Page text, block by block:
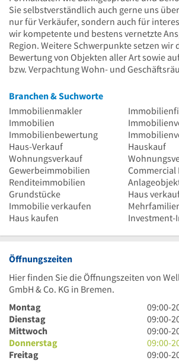
Sie selbstverständlich auch gerne uns
nur für Verkäufer, sondern auch für
wir kompetente und bestens vernetzte
Region. Weitere Schwerpunkte setzen wir
Bewertung von Objekten aller Art sowie
bzw. Verpachtung Wohn- und
Branchen & Suchworte
Immobilienmakler
Immobilien
Immobilienbewertung
Haus-Verkauf
Hauskauf
Wohnungsverkauf
Gewerbeimmobilien
Commercial
Renditeimmobilien
Grundstücke
Haus
Immobilie verkaufen
Haus kaufen
Öffnungszeiten
Hier finden Sie die Öffnungszeiten von
GmbH & Co. KG in Bremen.
Montag
9
Uhr
bis
20
Uhr
09:00-
Dienstag
9
Uhr
bis
20
09:00-
Mittwoch
9
Uhr
bis
09:00-
Donnerstag
9
Uhr
09:00-
Freitag
9
09:00-